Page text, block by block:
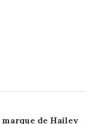
de Hailey